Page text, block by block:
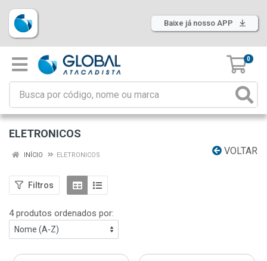
Baixe já nosso APP
0
ELETRONICOS
VOLTAR
INÍCIO ELETRONICOS
Filtros
4 produtos ordenados por: